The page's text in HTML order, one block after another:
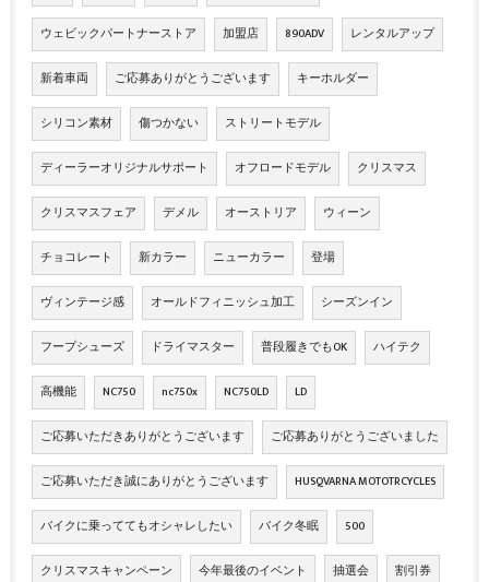
ウェビックパートナーストア 加盟店 890ADV レンタルアップ
新着車両 ご応募ありがとうございます キーホルダー
シリコン素材 傷つかない ストリートモデル
ディーラーオリジナルサポート オフロードモデル クリスマス
クリスマスフェア デメル オーストリア ウィーン
チョコレート 新カラー ニューカラー 登場
ヴィンテージ感 オールドフィニッシュ加工 シーズンイン
フープシューズ ドライマスター 普段履きでもOK ハイテク
高機能 NC750 nc750x NC750LD LD
ご応募いただきありがとうございます ご応募ありがとうございました
ご応募いただき誠にありがとうございます HUSQVARNA MOTOTRCYCLES
バイクに乗っててもオシャレしたい バイク冬眠 500
クリスマスキャンペーン 今年最後のイベント 抽選会 割引券